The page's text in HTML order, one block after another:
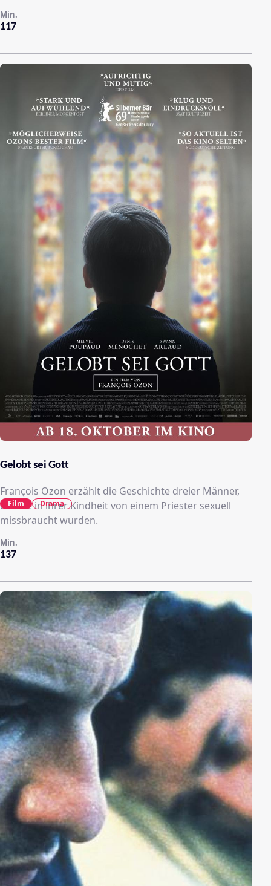
117
Min.
Gelobt sei Gott
François Ozon erzählt die Geschichte dreier Männer,
die alle in ihrer Kindheit von einem Priester sexuell
missbraucht wurden.
137
Min.
Film Drama